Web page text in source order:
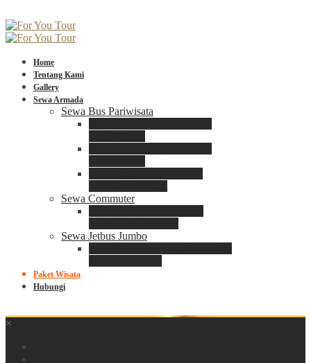
Home
Tentang Kami
Gallery
Sewa Armada
Sewa Bus Pariwisata
Sewa Commuter
Sewa Jetbus Jumbo
Paket Wisata
Hubungi
×